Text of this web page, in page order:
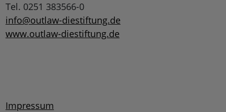
Tel. 0251 383566-0
info@outlaw-diestiftung.de
www.outlaw-diestiftung.de
Impressum